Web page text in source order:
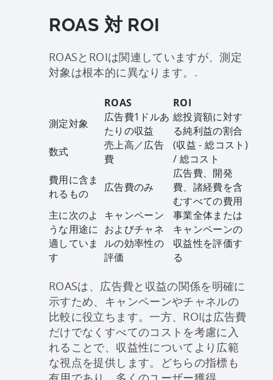
ROAS 対 ROI
ROASとROIは関連していますが、測定
対象は根本的に異なります。.
ROAS
ROI
測定対象
広告費1ドルあ
たりの収益
総投資額に対す
る純利益の割合
数式
売上高／広告
費
(収益 - 総コスト)
/ 総コスト
費用に含ま
れるもの
広告費のみ
広告費、開発
費、諸経費を含
むすべての費用
主に次のよ
うな用途に
適していま
す
キャンペーン
およびチャネ
ルの効率性の
評価
事業全体または
キャンペーンの
収益性を評価す
る
ROASは、広告費と収益の関係を明確に
示すため、キャンペーンやチャネルの
比較に役立ちます。一方、ROIは広告費
だけでなくすべてのコストを考慮に入
れることで、収益性についてより広範
な視点を提供します。どちらの指標も